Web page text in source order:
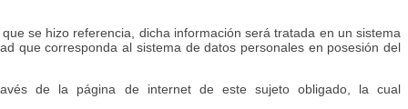
se hizo referencia, dicha información será tratada en un sistema
que corresponda al sistema de datos personales en posesión del
de la página de internet de este sujeto obligado, la cual